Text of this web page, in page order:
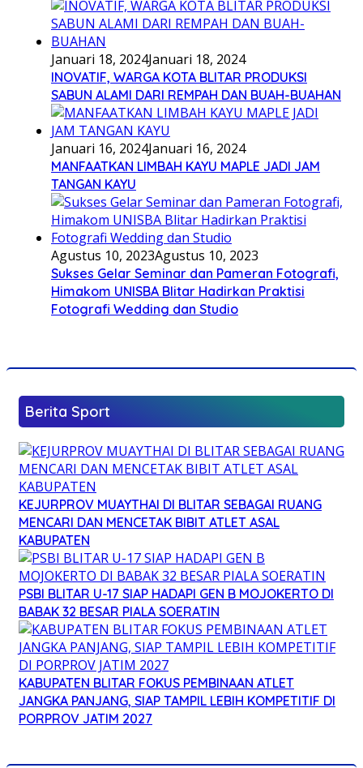
Januari 18, 2024Januari 18, 2024
INOVATIF, WARGA KOTA BLITAR PRODUKSI
SABUN ALAMI DARI REMPAH DAN BUAH-BUAHAN
Januari 16, 2024Januari 16, 2024
MANFAATKAN LIMBAH KAYU MAPLE JADI JAM
TANGAN KAYU
Agustus 10, 2023Agustus 10, 2023
Sukses Gelar Seminar dan Pameran Fotografi,
Himakom UNISBA Blitar Hadirkan Praktisi
Fotografi Wedding dan Studio
Berita Sport
KEJURPROV MUAYTHAI DI BLITAR SEBAGAI RUANG
MENCARI DAN MENCETAK BIBIT ATLET ASAL
KABUPATEN
PSBI BLITAR U-17 SIAP HADAPI GEN B MOJOKERTO DI
BABAK 32 BESAR PIALA SOERATIN
KABUPATEN BLITAR FOKUS PEMBINAAN ATLET
JANGKA PANJANG, SIAP TAMPIL LEBIH KOMPETITIF DI
PORPROV JATIM 2027